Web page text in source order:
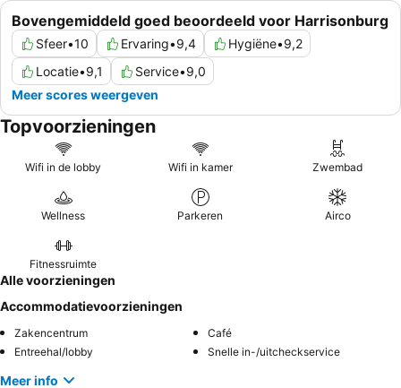
Bovengemiddeld goed beoordeeld voor Harrisonburg
Sfeer•10 Ervaring•9,4 Hygiëne•9,2
Locatie•9,1 Service•9,0
Meer scores weergeven
Topvoorzieningen
Wifi in de lobby Wifi in kamer Zwembad
Wellness Parkeren Airco
Fitnessruimte
Alle voorzieningen
Accommodatievoorzieningen
Zakencentrum
Café
Entreehal/lobby
Snelle in-/uitcheckservice
Meer info